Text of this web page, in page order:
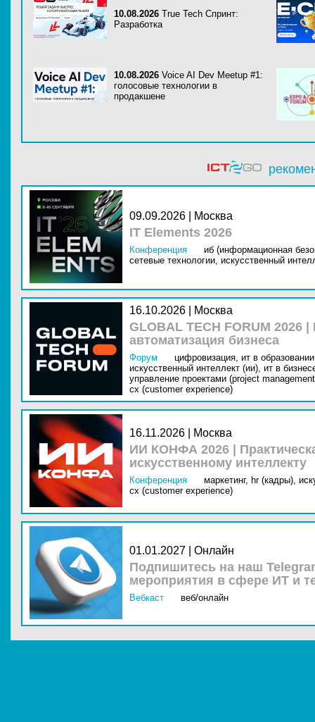
10.08.2026 True Tech Спринт:
Разработка
10.08.2026 Voice AI Dev Meetup #1:
голосовые технологии в
продакшене
09.09.2026 | Москва
IT Elements 2026
Конференция
иб (информационная
сетевые технологии, искусственный
16.10.2026 | Москва
GLOBAL TECH FORUM
автоматизация бизнеса
Форум цифровизация, ит в
искусственный интеллект (ии), ит в
управление проектами (project
cx (customer experience)
16.11.2026 | Москва
ИИ КОНФА 2026 |
искусственному интеллекту
Конференция маркетинг, hr (кадры),
cx (customer experience)
01.01.2027 | Онлайн
Подпишитесь на наш
мероприятия в сфере ИТ и
Вебкаст веб/онлайн